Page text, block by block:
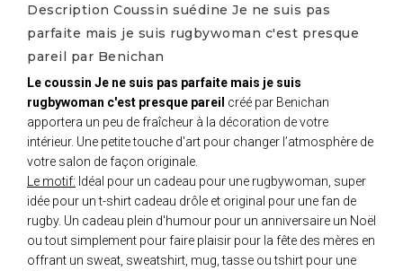
Description Coussin suédine Je ne suis pas
parfaite mais je suis rugbywoman c'est presque
pareil par Benichan
Le coussin Je ne suis pas parfaite mais je suis
rugbywoman c'est presque pareil créé par Benichan
apportera un peu de fraîcheur à la décoration de votre
intérieur. Une petite touche d'art pour changer l’atmosphère de
votre salon de façon originale.
Le motif: Idéal pour un cadeau pour une rugbywoman, super
idée pour un t-shirt cadeau drôle et original pour une fan de
rugby. Un cadeau plein d'humour pour un anniversaire un Noël
ou tout simplement pour faire plaisir pour la fête des mères en
offrant un sweat, sweatshirt, mug, tasse ou tshirt pour une